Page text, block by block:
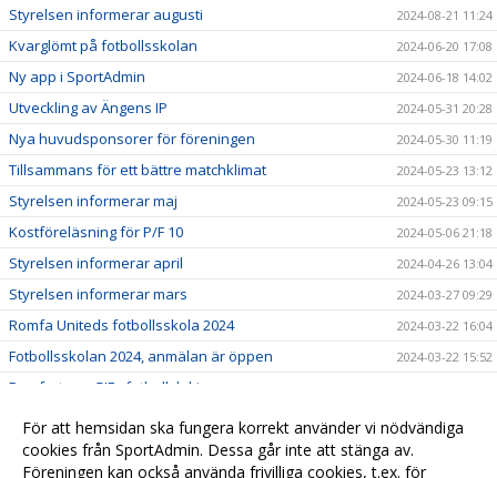
Styrelsen informerar augusti 2024-08-21 11:24
Kvarglömt på fotbollsskolan 2024-06-20 17:08
Ny app i SportAdmin 2024-06-18 14:02
Utveckling av Ängens IP 2024-05-31 20:28
Nya huvudsponsorer för föreningen 2024-05-30 11:19
Tillsammans för ett bättre matchklimat 2024-05-23 13:12
Styrelsen informerar maj 2024-05-23 09:15
Kostföreläsning för P/F 10 2024-05-06 21:18
Styrelsen informerar april 2024-04-26 13:04
Styrelsen informerar mars 2024-03-27 09:29
Romfa Uniteds fotbollsskola 2024 2024-03-22 16:04
Fotbollsskolan 2024, anmälan är öppen 2024-03-22 15:52
Romfartuna GIFs fotbollslekis
Välkommen till vår nya hemsida 2024-03-05 10:24
Köp- och säljdag Romfa 2024-03-01 19:46
För att hemsidan ska fungera korrekt använder vi nödvändiga
cookies från SportAdmin. Dessa går inte att stänga av.
Föreningen kan också använda frivilliga cookies, t.ex. för